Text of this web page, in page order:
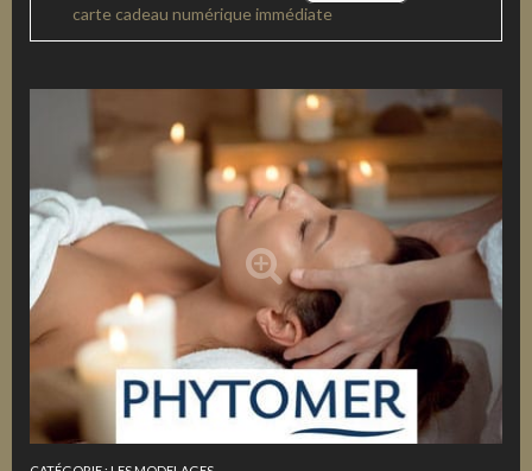
carte cadeau numérique immédiate